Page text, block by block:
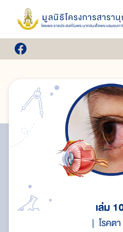
เล่ม
โรคตา